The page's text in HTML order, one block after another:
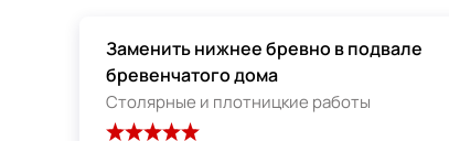
Заменить нижнее бревно в подвале
бревенчатого дома
Столярные и плотницкие работы